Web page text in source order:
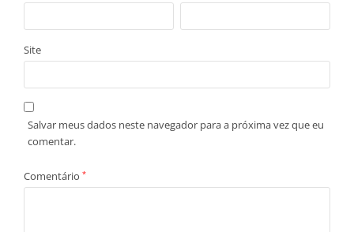
Site
Salvar meus dados neste navegador para a próxima vez que eu
comentar.
Comentário *